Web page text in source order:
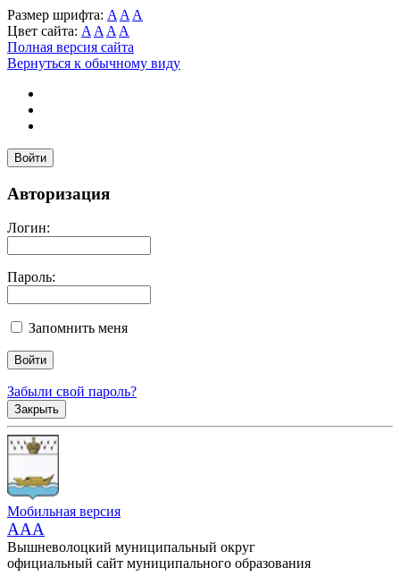
Размер шрифта: A A A
Цвет сайта: A A A A
Полная версия сайта
Вернуться к обычному виду
Войти
Авторизация
Логин:
Пароль:
Запомнить меня
Забыли свой пароль?
Закрыть
Мобильная версия
AAA
Вышневолоцкий муниципальный округ
официальный сайт муниципального образования